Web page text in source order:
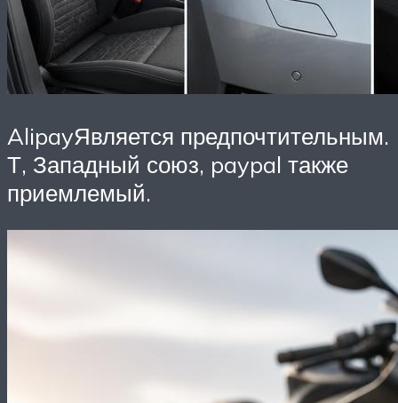
AlipayЯвляется предпочтительным.
Т, Западный союз, paypal также
приемлемый.